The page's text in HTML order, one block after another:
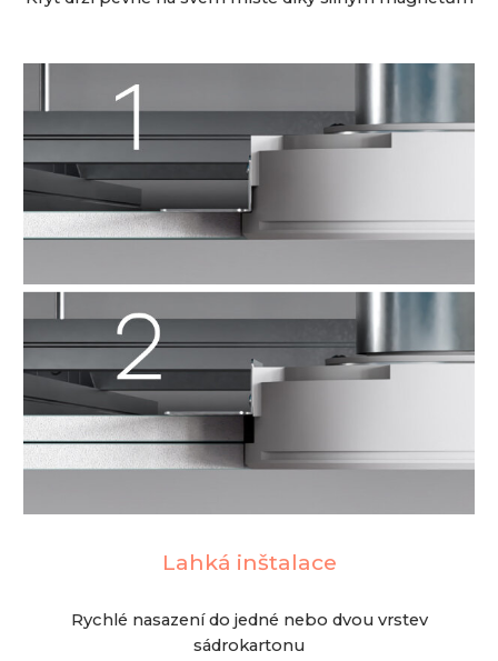
Lahká inštalace
Rychlé nasazení do jedné nebo dvou vrstev
sádrokartonu